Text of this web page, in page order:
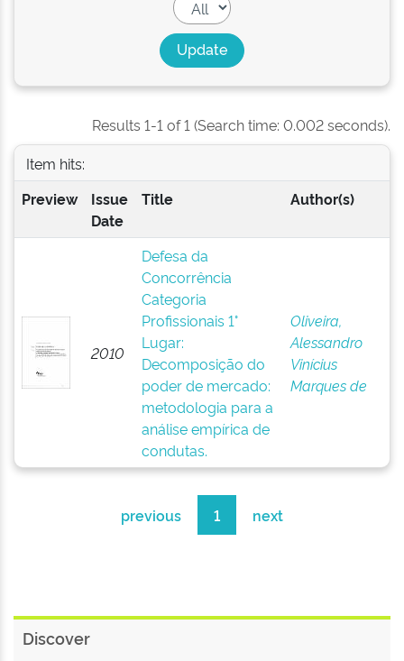
Results 1-1 of 1 (Search time: 0.002 seconds).
Item hits:
Preview
Issue
Date
Title Author(s)
2010
Defesa da
Concorrência
Categoria
Profissionais 1°
Lugar:
Decomposição do
poder de mercado:
metodologia para a
análise empírica de
condutas.
Oliveira,
Alessandro
Vinícius
Marques de
previous 1 next
Discover